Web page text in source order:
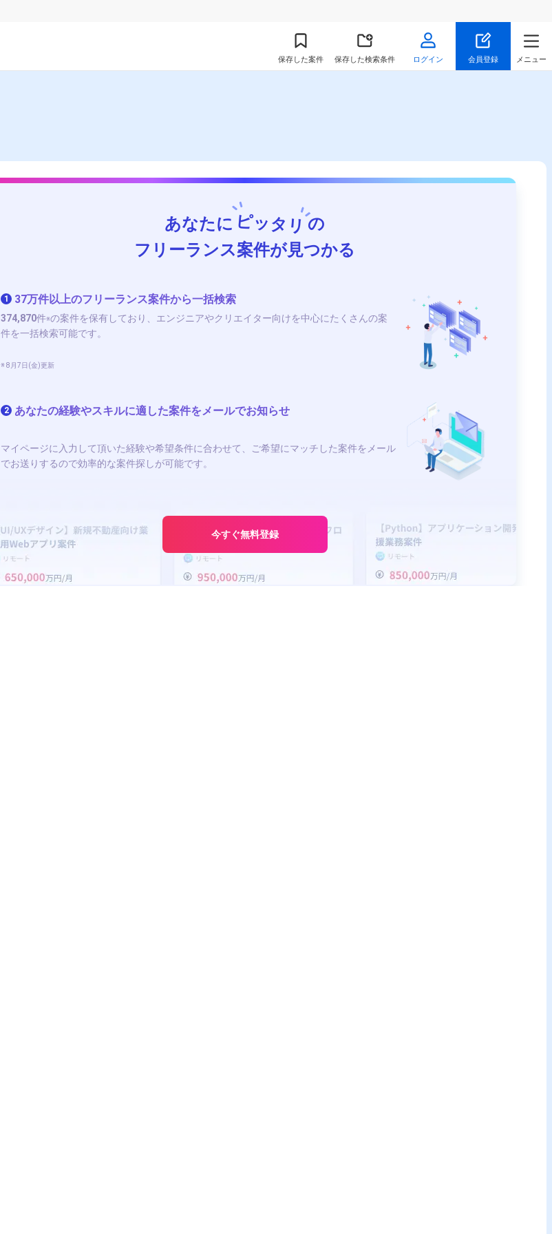
保存した案件 保存した検索条件 ログイン 会員登録 メニュー
あなたに ピッタリの
フリーランス案件が見つかる
1 37万件以上のフリーランス案件から一括検索
374,870件※の案件を保有しており、エンジニアやクリエイター向けを中心にたくさんの案
件を一括検索可能です。
※ 8月7日(金)更新
2 あなたの経験やスキルに適した案件をメールでお知らせ
マイページに入力して頂いた経験や希望条件に合わせて、ご希望にマッチした案件をメール
でお送りするので効率的な案件探しが可能です。
今すぐ無料登録